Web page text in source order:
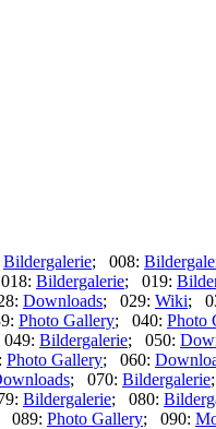
Bildergalerie; 008:
Bildergalerie; 019:
Downloads; 029: Wiki;
Photo Gallery; 040: Photo
Bildergalerie; 050:
Photo Gallery; 060:
; 070: Bildergalerie
Bildergalerie; 080:
089: Photo Gallery; 090: